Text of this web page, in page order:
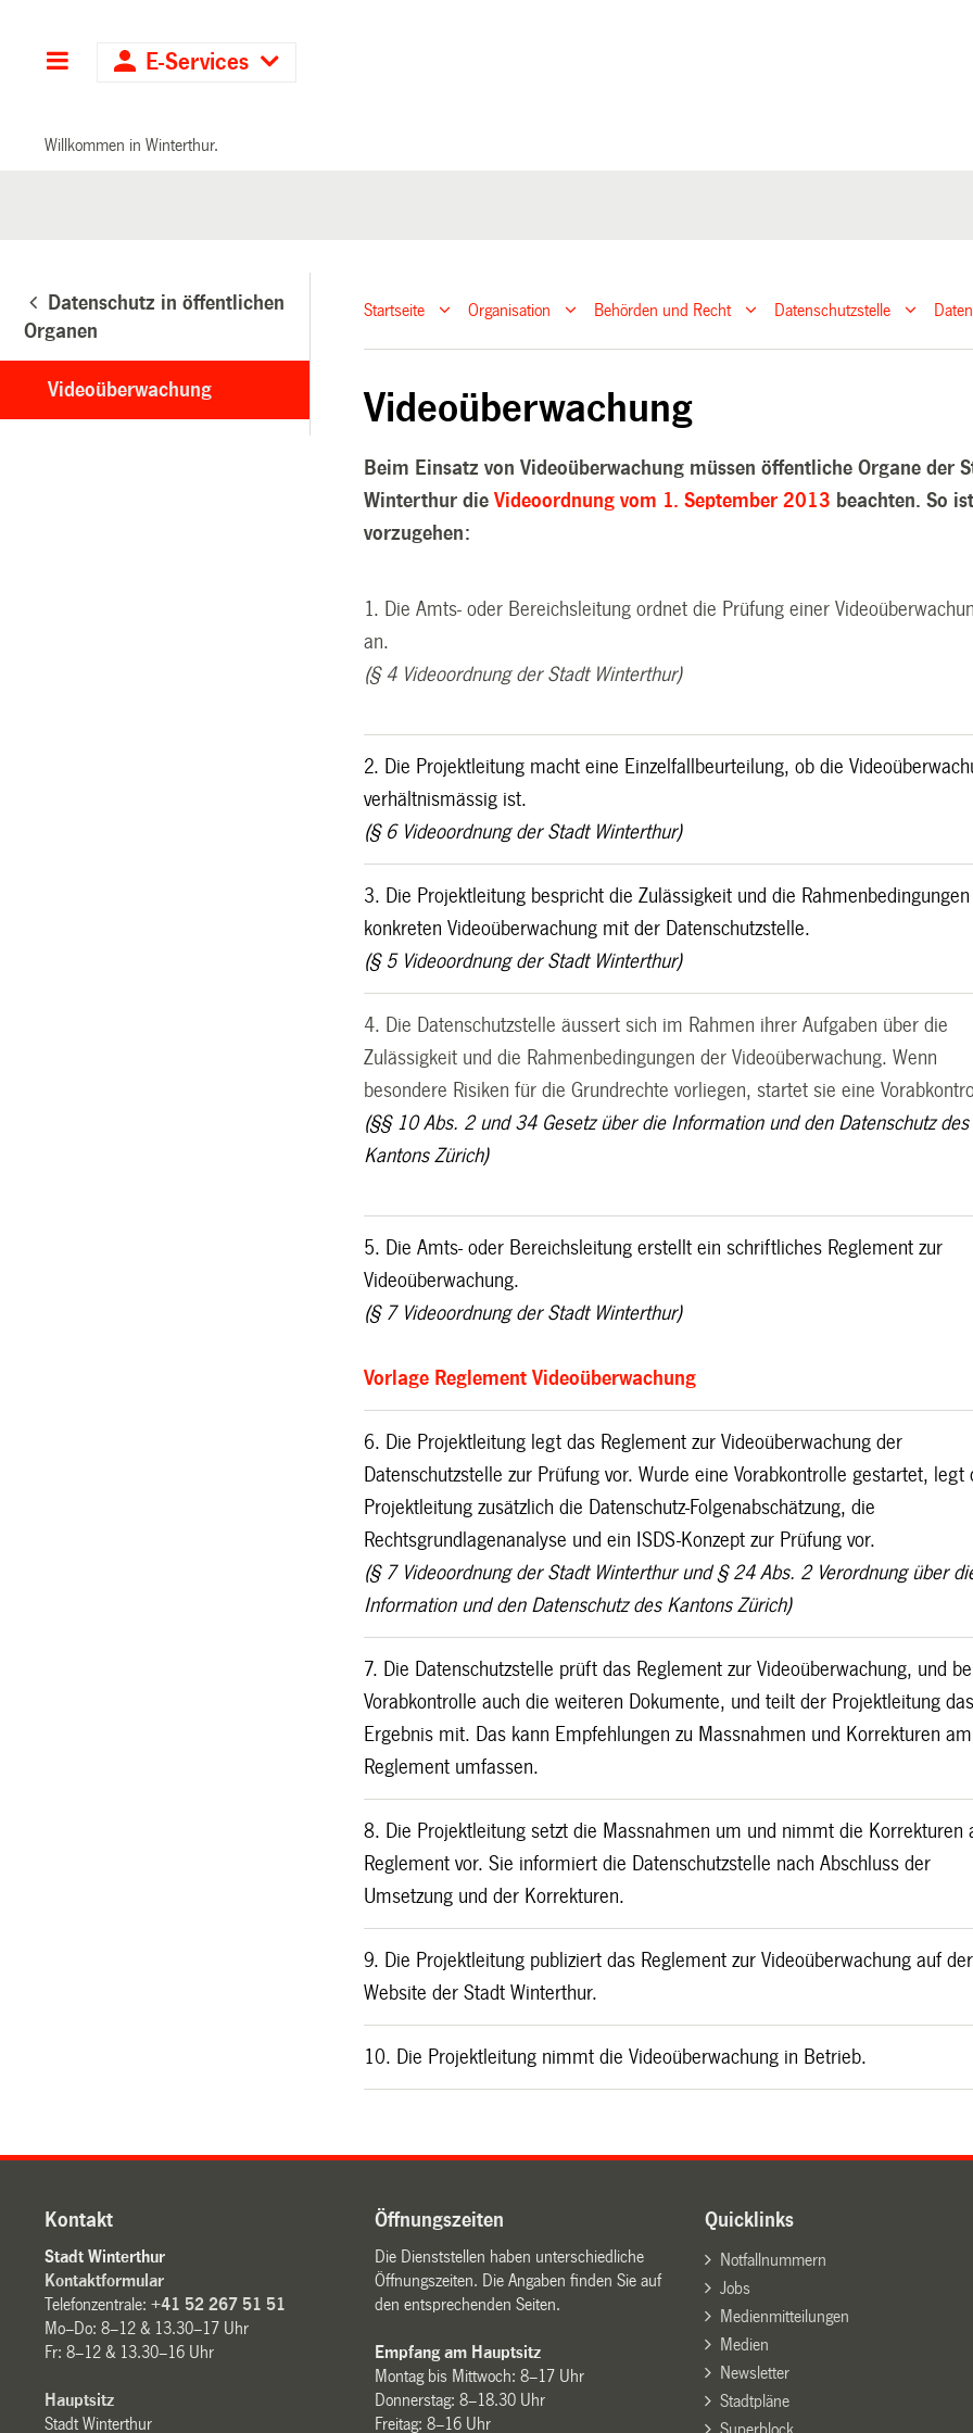
Hauptnavigation
E-Services
Willkommen in Winterthur.
Datenschutz in öffentlichen
Organen
Videoüberwachung
Startseite Organisation Behörden und Recht Datenschutzstelle
Videoüberwachung
Beim Einsatz von Videoüberwachung müssen öffentliche Organe der
Winterthur dieVideoordnung vom 1. September 2013 beachten. So ist
vorzugehen:
1. Die Amts- oder Bereichsleitung ordnet die Prüfung einer
an.
(§ 4 Videoordnung der Stadt Winterthur)
2. Die Projektleitung macht eine Einzelfallbeurteilung, ob die
verhältnismässig ist.
(§ 6 Videoordnung der Stadt Winterthur)
3. Die Projektleitung bespricht die Zulässigkeit und die
konkreten Videoüberwachung mit der Datenschutzstelle.
(§ 5 Videoordnung der Stadt Winterthur)
4. Die Datenschutzstelle äussert sich im Rahmen ihrer Aufgaben über die
Zulässigkeit und die Rahmenbedingungen der Videoüberwachung. Wenn
besondere Risiken für die Grundrechte vorliegen, startet sie eine
(§§ 10 Abs. 2 und 34 Gesetz über die Information und den Datenschutz des
Kantons Zürich)
5. Die Amts- oder Bereichsleitung erstellt ein schriftliches Reglement zur
Videoüberwachung.
(§ 7 Videoordnung der Stadt Winterthur)
Vorlage Reglement Videoüberwachung
6. Die Projektleitung legt das Reglement zur Videoüberwachung der
Datenschutzstelle zur Prüfung vor. Wurde eine Vorabkontrolle gestartet, legt
Projektleitung zusätzlich die Datenschutz-Folgenabschätzung, die
Rechtsgrundlagenanalyse und ein ISDS-Konzept zur Prüfung vor.
(§ 7 Videoordnung der Stadt Winterthur und § 24 Abs. 2 Verordnung über
Information und den Datenschutz des Kantons Zürich)
7. Die Datenschutzstelle prüft das Reglement zur Videoüberwachung, und
Vorabkontrolle auch die weiteren Dokumente, und teilt der Projektleitung das
Ergebnis mit. Das kann Empfehlungen zu Massnahmen und Korrekturen am
Reglement umfassen.
8. Die Projektleitung setzt die Massnahmen um und nimmt die Korrekturen
Reglement vor. Sie informiert die Datenschutzstelle nach Abschluss der
Umsetzung und der Korrekturen.
9. Die Projektleitung publiziert das Reglement zur Videoüberwachung auf der
Website der Stadt Winterthur.
10. Die Projektleitung nimmt die Videoüberwachung in Betrieb.
Kontakt
Stadt Winterthur
Kontaktformular
Telefonzentrale:+41 52 267 51 51
Mo–Do: 8–12 & 13.30–17 Uhr
Fr: 8–12 & 13.30–16 Uhr
Hauptsitz
Stadt Winterthur
Öffnungszeiten
Die Dienststellen haben unterschiedliche
Öffnungszeiten. Die Angaben finden Sie auf
den entsprechenden Seiten.
Empfang am Hauptsitz
Montag bis Mittwoch: 8–17 Uhr
Donnerstag: 8–18.30 Uhr
Freitag: 8–16 Uhr
Quicklinks
Notfallnummern
Jobs
Medienmitteilungen
Medien
Newsletter
Stadtpläne
Superblock